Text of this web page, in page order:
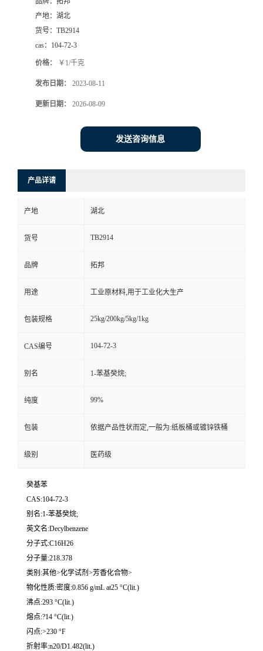
产地： 湖北
货号： TB2914
cas： 104-72-3
价格： ￥1/千克
发布日期： 2023-08-11
更新日期： 2026-08-09
发送咨询信息
产品详请
产地 湖北
货号 TB2914
品牌 拓邦
用途 工业原材料,用于工业化大生产
包装规格 25kg/200kg/5kg/1kg
CAS编号 104-72-3
别名 1-苯基癸烷;
纯度 99%
包装 依据产品性状而定,一般为:纸板桶或镀锌铁桶
级别 医药级
癸基苯
CAS:104-72-3
别名:1-苯基癸烷;
英文名:Decylbenzene
分子式:C16H26
分子量:218.378
类别:其他>化学试剂>芳香化合物>
物化性质:密度:0.856 g/mL at25 °C(lit.)
沸点:293 °C(lit.)
熔点:?14 °C(lit.)
闪点:>230 °F
折射率:n20/D1.482(lit.)